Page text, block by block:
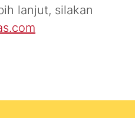
lanjut, silakan